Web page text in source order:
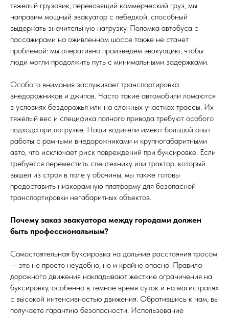
тяжелый грузовик, перевозящий коммерческий груз, мы
направим мощный эвакуатор с лебедкой, способный
выдержать значительную нагрузку. Поломка автобуса с
пассажирами на оживленном шоссе также не станет
проблемой: мы оперативно произведем эвакуацию, чтобы
люди могли продолжить путь с минимальными задержками.
Особого внимания заслуживает транспортировка
внедорожников и джипов. Часто такие автомобили ломаются
в условиях бездорожья или на сложных участках трассы. Их
тяжелый вес и специфика полного привода требуют особого
подхода при погрузке. Наши водители имеют большой опыт
работы с рамными внедорожниками и крупногабаритными
авто, что исключает риск повреждений при буксировке. Если
требуется переместить спецтехнику или трактор, который
вышел из строя в поле у обочины, мы также готовы
предоставить низкорамную платформу для безопасной
транспортировки негабаритных объектов.
Почему заказ эвакуатора между городами должен
быть профессиональным?
Самостоятельная буксировка на дальние расстояния тросом
— это не просто неудобно, но и крайне опасно. Правила
дорожного движения накладывают жесткие ограничения на
буксировку, особенно в темное время суток и на магистралях
с высокой интенсивностью движения. Обратившись к нам, вы
получаете гарантию безопасности. Использование